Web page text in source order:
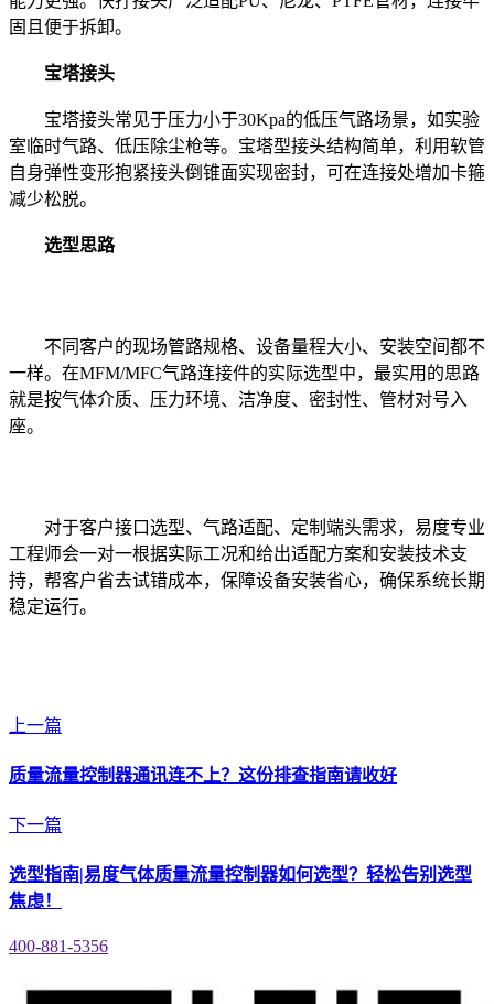
固且便于拆卸。
宝塔接头
宝塔接头常见于压力小于30Kpa的低压气路场景，如实验
室临时气路、低压除尘枪等。宝塔型接头结构简单，利用软管
自身弹性变形抱紧接头倒锥面实现密封，可在连接处增加卡箍
减少松脱。
选型思路
不同客户的现场管路规格、设备量程大小、安装空间都不
一样。在MFM/MFC气路连接件的实际选型中，最实用的思路
就是按气体介质、压力环境、洁净度、密封性、管材对号入
座。
对于客户接口选型、气路适配、定制端头需求，易度专业
工程师会一对一根据实际工况和给出适配方案和安装技术支
持，帮客户省去试错成本，保障设备安装省心，确保系统长期
稳定运行。
上一篇
质量流量控制器通讯连不上？这份排查指南请收好
下一篇
选型指南|易度气体质量流量控制器如何选型？轻松告别选型
焦虑！
400-881-5356